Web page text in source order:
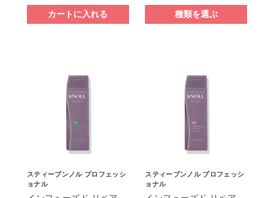
カートに入れる 種類を選ぶ
スティーブンノル プロフェッシ
ョナル
スティーブンノル プロフェッシ
ョナル